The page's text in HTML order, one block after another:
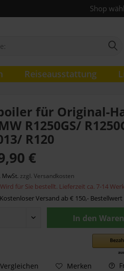
Shop
Reiseausstattung
für Original-
R1250GS/
R120
€
MwSt. zzgl. Versandkosten
Wird für Sie bestellt. Lieferzeit ca. 7-14
Kostenloser Versand ab € 150,- Bestellwert
In den
Vergleichen Merken